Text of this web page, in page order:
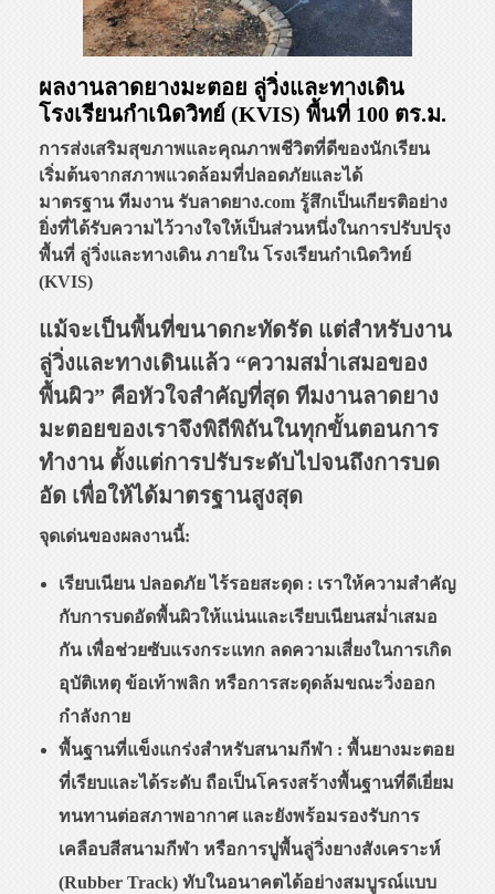
ผลงานลาดยางมะตอย ลู่วิ่งและทางเดิน
โรงเรียนกำเนิดวิทย์ (KVIS) พื้นที่ 100 ตร.ม.
การส่งเสริมสุขภาพและคุณภาพชีวิตที่ดีของนักเรียน
เริ่มต้นจากสภาพแวดล้อมที่ปลอดภัยและได้
มาตรฐาน ทีมงาน รับลาดยาง.com รู้สึกเป็นเกียรติอย่าง
ยิ่งที่ได้รับความไว้วางใจให้เป็นส่วนหนึ่งในการปรับปรุง
พื้นที่ ลู่วิ่งและทางเดิน ภายใน โรงเรียนกำเนิดวิทย์
(KVIS)
แม้จะเป็นพื้นที่ขนาดกะทัดรัด แต่สำหรับงาน
ลู่วิ่งและทางเดินแล้ว “ความสม่ำเสมอของ
พื้นผิว” คือหัวใจสำคัญที่สุด ทีมงานลาดยาง
มะตอยของเราจึงพิถีพิถันในทุกขั้นตอนการ
ทำงาน ตั้งแต่การปรับระดับไปจนถึงการบด
อัด เพื่อให้ได้มาตรฐานสูงสุด
จุดเด่นของผลงานนี้:
เรียบเนียน ปลอดภัย ไร้รอยสะดุด : เราให้ความสำคัญ
กับการบดอัดพื้นผิวให้แน่นและเรียบเนียนสม่ำเสมอ
กัน เพื่อช่วยซับแรงกระแทก ลดความเสี่ยงในการเกิด
อุบัติเหตุ ข้อเท้าพลิก หรือการสะดุดล้มขณะวิ่งออก
กำลังกาย
พื้นฐานที่แข็งแกร่งสำหรับสนามกีฬา : พื้นยางมะตอย
ที่เรียบและได้ระดับ ถือเป็นโครงสร้างพื้นฐานที่ดีเยี่ยม
ทนทานต่อสภาพอากาศ และยังพร้อมรองรับการ
เคลือบสีสนามกีฬา หรือการปูพื้นลู่วิ่งยางสังเคราะห์
(Rubber Track) ทับในอนาคตได้อย่างสมบูรณ์แบบ